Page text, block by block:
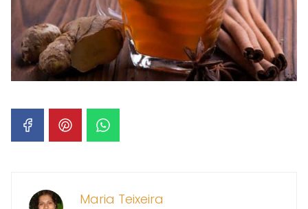
Maria Teixeira